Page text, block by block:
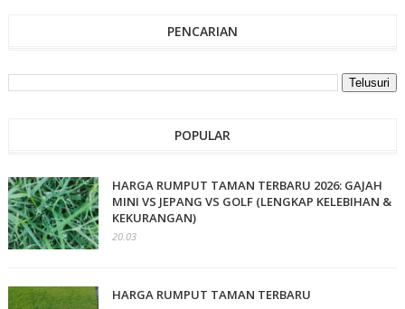
PENCARIAN
POPULAR
HARGA RUMPUT TAMAN TERBARU 2026: GAJAH
MINI VS JEPANG VS GOLF (LENGKAP KELEBIHAN &
KEKURANGAN)
20.03
HARGA RUMPUT TAMAN TERBARU